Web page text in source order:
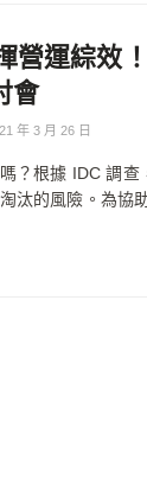
營運綜效
會
年 3 月 26 日
？根據 IDC 調查
汰的風險。為協